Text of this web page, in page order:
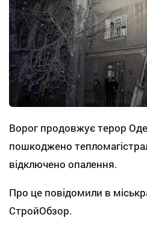
Ворог продовжує терор
пошкоджено
відключено опалення.
Про це повідомили в
СтройОбзор.